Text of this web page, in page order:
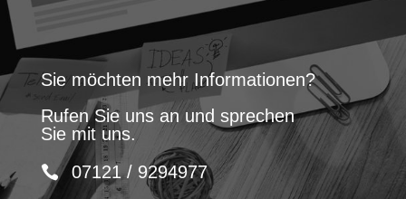
Sie möchten mehr Informationen?
Rufen Sie uns an und sprechen
Sie mit uns.
07121 / 9294977